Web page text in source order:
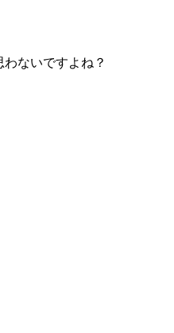
ないですよね？